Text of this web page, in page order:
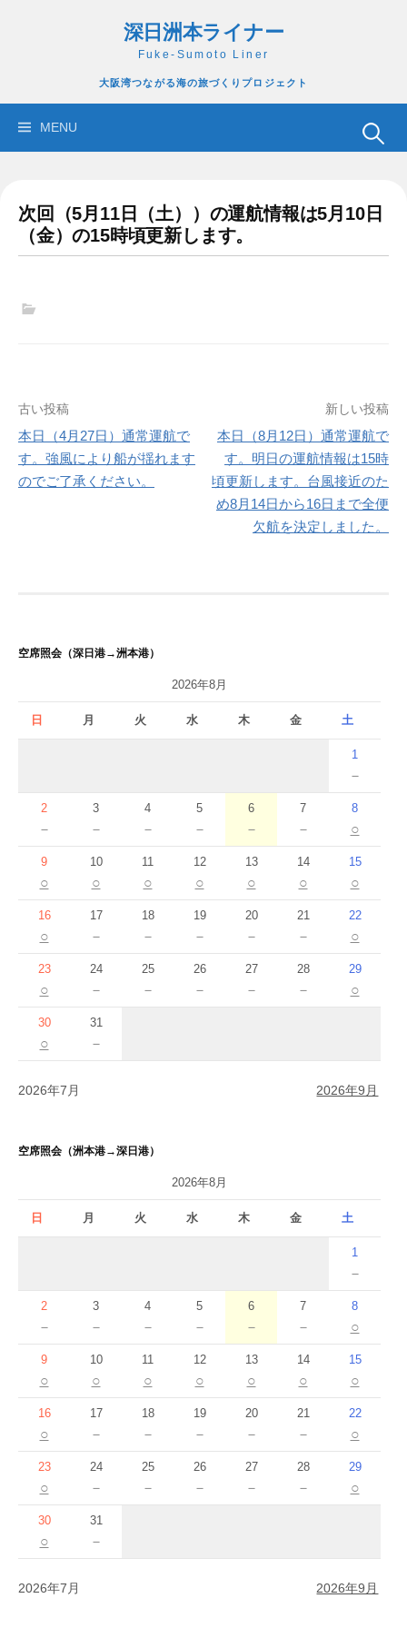
ツ
深日洲本ライナー
Fuke-Sumoto Liner
大阪湾つながる海の旅づくりプロジェクト
MENU
検
次回（5月11日（土））の運航情報は5月10日
（金）の15時頃更新します。
投
稿
ナ
ョ
古い投稿
本日（4月27日）通常運航で
す。強風により船が揺れます
のでご了承ください。
新しい投稿
本日（8月12日）通常運航で
す。明日の運航情報は15時
頃更新します。台風接近のた
め8月14日から16日まで全便
欠航を決定しました。
空席照会（深日港→洲本港）
2026年8月
日 月 火 水 木 金 土
1
－
2
－
3
－
4
－
5
－
6
－
7
－
8
○
9
○
10
○
11
○
12
○
13
○
14
○
15
○
16
○
17
－
18
－
19
－
20
－
21
－
22
○
23
○
24
－
25
－
26
－
27
－
28
－
29
○
30
○
31
－
2026年7月 2026年9月
空席照会（洲本港→深日港）
2026年8月
日 月 火 水 木 金 土
1
－
2
－
3
－
4
－
5
－
6
－
7
－
8
○
9
○
10
○
11
○
12
○
13
○
14
○
15
○
16
○
17
－
18
－
19
－
20
－
21
－
22
○
23
○
24
－
25
－
26
－
27
－
28
－
29
○
30
○
31
－
2026年7月 2026年9月